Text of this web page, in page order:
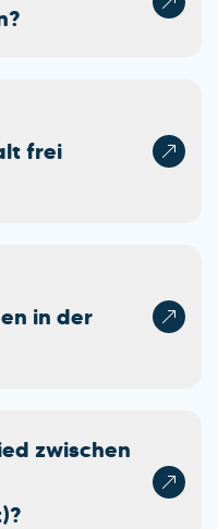
frei
in der
zwischen